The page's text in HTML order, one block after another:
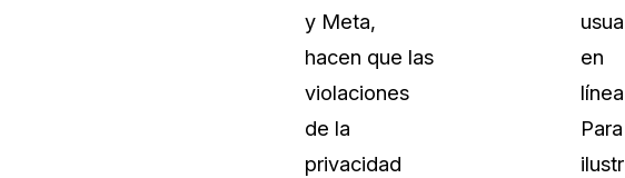
y Meta,
hacen que las
violaciones
de la
privacidad
en
Para